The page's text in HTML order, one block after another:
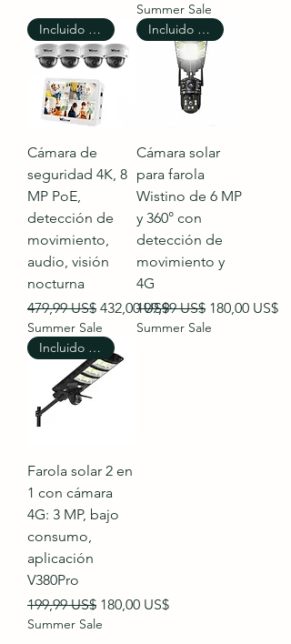
Summer Sale
Incluido el envío
Cámara de
seguridad 4K, 8
MP PoE,
detección de
movimiento,
audio, visión
nocturna
Precio
479,99 US$ Precio de oferta
432,00 US$
Summer Sale
Incluido el envío
Cámara solar
para farola
Wistino de 6 MP
y 360° con
detección de
movimiento y
4G
Precio
199,99 US$ Precio de
180,00 US$
Summer Sale
Incluido el envío
Farola solar 2 en
1 con cámara
4G: 3 MP, bajo
consumo,
aplicación
V380Pro
Precio
199,99 US$ Precio de oferta
180,00 US$
Summer Sale